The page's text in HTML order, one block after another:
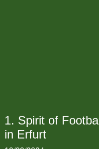
1. Spirit of
in Erfurt